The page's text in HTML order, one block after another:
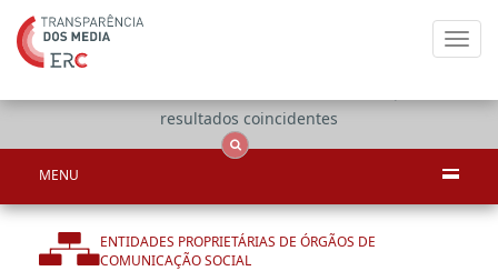
resultados coincidentes
MENU
ENTIDADES PROPRIETÁRIAS DE ÓRGÃOS DE
COMUNICAÇÃO SOCIAL